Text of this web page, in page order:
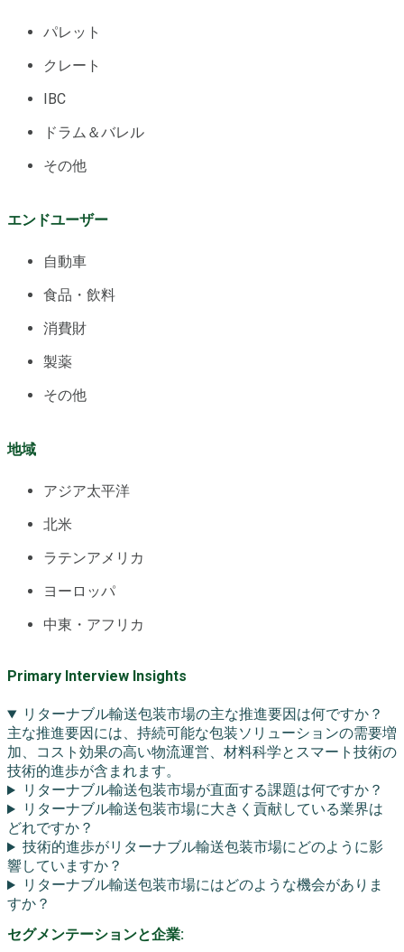
パレット
クレート
IBC
ドラム＆バレル
その他
エンドユーザー
自動車
食品・飲料
消費財
製薬
その他
地域
アジア太平洋
北米
ラテンアメリカ
ヨーロッパ
中東・アフリカ
Primary Interview Insights
リターナブル輸送包装市場の主な推進要因は何ですか？
主な推進要因には、持続可能な包装ソリューションの需要増
加、コスト効果の高い物流運営、材料科学とスマート技術の
技術的進歩が含まれます。
リターナブル輸送包装市場が直面する課題は何ですか？
リターナブル輸送包装市場に大きく貢献している業界は
どれですか？
技術的進歩がリターナブル輸送包装市場にどのように影
響していますか？
リターナブル輸送包装市場にはどのような機会がありま
すか？
セグメンテーションと企業: